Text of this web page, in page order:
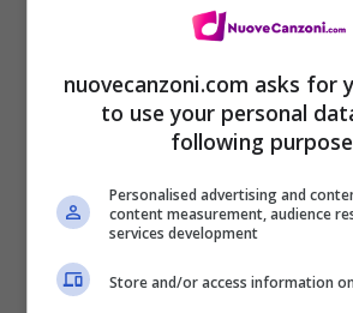
nuovecanzoni.com asks for
to use your personal
following
Personalised advertising and
content measurement, audience
services development
Store and/or access information